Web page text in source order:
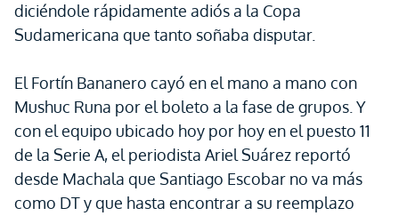
diciéndole rápidamente adiós a la Copa
Sudamericana que tanto soñaba disputar.
El Fortín Bananero cayó en el mano a mano con
Mushuc Runa por el boleto a la fase de grupos. Y
con el equipo ubicado hoy por hoy en el puesto 11
de la Serie A, el periodista Ariel Suárez reportó
desde Machala que Santiago Escobar no va más
como DT y que hasta encontrar a su reemplazo